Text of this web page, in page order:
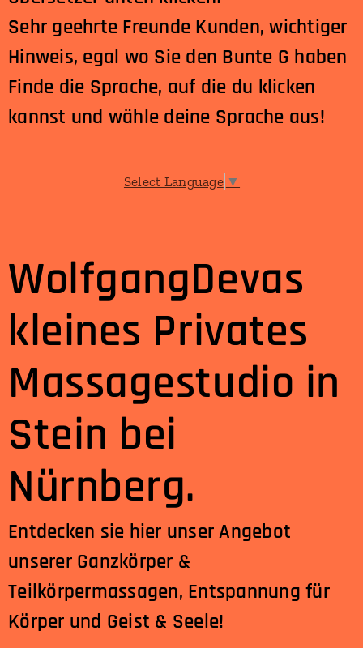
Sehr geehrte Freunde Kunden, wichtiger
Hinweis, egal wo Sie den Bunte G haben
Finde die Sprache, auf die du klicken
kannst und wähle deine Sprache aus!
Select Language ▼
WolfgangDevas
kleines Privates
Massagestudio in
Stein bei
Nürnberg.
Entdecken sie hier unser Angebot
unserer Ganzkörper &
Teilkörpermassagen, Entspannung für
Körper und Geist & Seele!